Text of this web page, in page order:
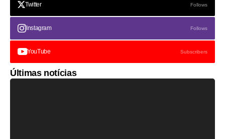
Twitter Follows
Instagram Follows
YouTube Subscribers
Últimas notícias